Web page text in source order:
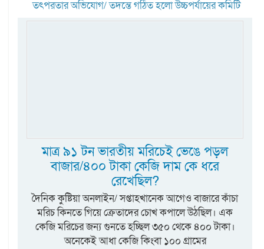
তৎপরতার অভিযোগ/ তদন্তে গঠিত হলো উচ্চপর্যায়ের কমিটি
মাত্র ৯১ টন ভারতীয় মরিচেই ভেঙে পড়ল
বাজার/৪০০ টাকা কেজি দাম কে ধরে
রেখেছিল?
দৈনিক কুষ্টিয়া অনলাইন/ সপ্তাহখানেক আগেও বাজারে কাঁচা
মরিচ কিনতে গিয়ে ক্রেতাদের চোখ কপালে উঠছিল। এক
কেজি মরিচের জন্য গুনতে হচ্ছিল ৩৫০ থেকে ৪০০ টাকা।
অনেকেই আধা কেজি কিংবা ১০০ গ্রামের